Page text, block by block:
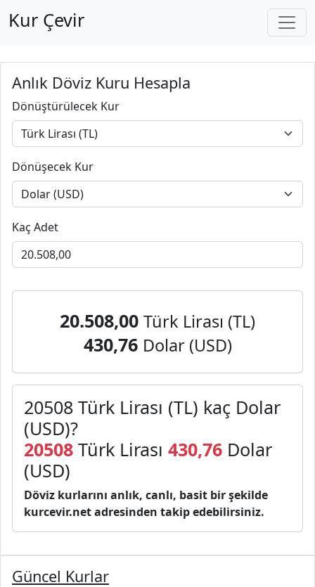
Kur Çevir
Anlık Döviz Kuru Hesapla
Dönüştürülecek Kur
Dönüşecek Kur
Kaç Adet
20.508,00 Türk Lirası (TL)
430,76 Dolar (USD)
20508 Türk Lirası (TL) kaç Dolar
(USD)?
20508 Türk Lirası 430,76 Dolar
(USD)
Döviz kurlarını anlık, canlı, basit bir şekilde
kurcevir.net adresinden takip edebilirsiniz.
Güncel Kurlar